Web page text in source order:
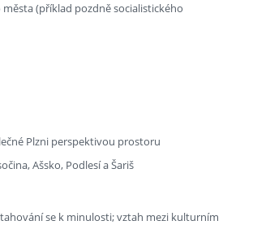
(příklad pozdně socialistického
Plzni perspektivou prostoru
Ašsko, Podlesí a Šariš
se k minulosti; vztah mezi kulturním